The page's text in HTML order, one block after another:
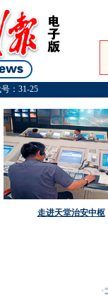
：31-25
走进天堂治安中枢
“